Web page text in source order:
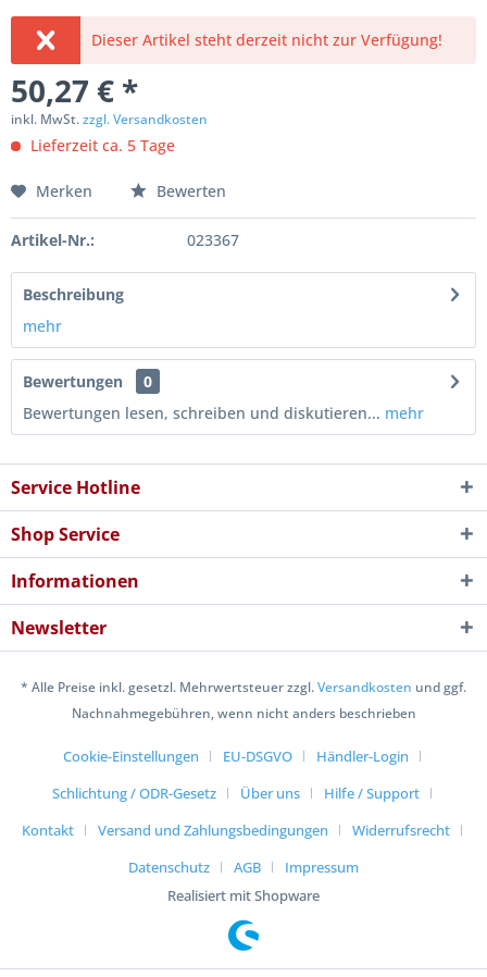
Dieser Artikel steht derzeit nicht zur Verfügung!
50,27 € *
inkl. MwSt.zzgl. Versandkosten
Lieferzeit ca. 5 Tage
Merken Bewerten
Artikel-Nr.: 023367
Beschreibung
mehr
Bewertungen
0
Bewertungen lesen, schreiben und diskutieren... mehr
Service Hotline
Shop Service
Informationen
Newsletter
* Alle Preise inkl. gesetzl. Mehrwertsteuer zzgl.Versandkosten und ggf.
Nachnahmegebühren, wenn nicht anders beschrieben
Cookie-Einstellungen EU-DSGVO
Händler-Login
Schlichtung / ODR-Gesetz
Über uns
Hilfe / Support
Kontakt
Versand und Zahlungsbedingungen
Widerrufsrecht
Datenschutz
AGB
Impressum
Realisiert mit Shopware